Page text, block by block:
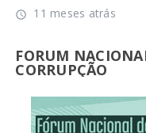
access_time 11 meses atrás
FORUM
CORRUPÇÃO